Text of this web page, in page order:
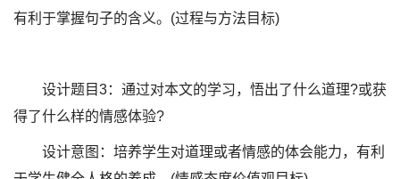
有利于掌握句子的含义。(过程与方法目标)
设计题目3：通过对本文的学习，悟出了什么道理?或获
得了什么样的情感体验?
设计意图：培养学生对道理或者情感的体会能力，有利